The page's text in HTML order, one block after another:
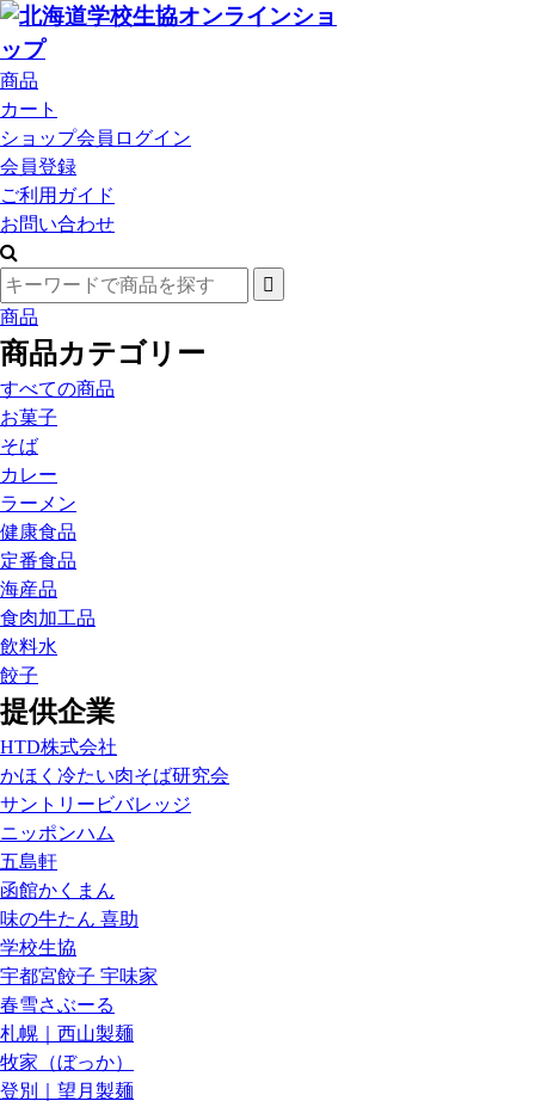
商品
カート
ショップ会員ログイン
会員登録
ご利用ガイド
お問い合わせ
商品
商品カテゴリー
すべての商品
お菓子
そば
カレー
ラーメン
健康食品
定番食品
海産品
食肉加工品
飲料水
餃子
提供企業
HTD株式会社
かほく冷たい肉そば研究会
サントリービバレッジ
ニッポンハム
五島軒
函館かくまん
味の牛たん 喜助
学校生協
宇都宮餃子 宇味家
春雪さぶーる
札幌｜西山製麺
牧家（ぼっか）
登別｜望月製麺